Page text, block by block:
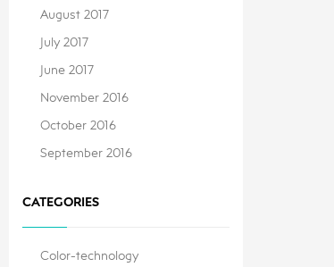
August 2017
July 2017
June 2017
November 2016
October 2016
September 2016
CATEGORIES
Color-technology